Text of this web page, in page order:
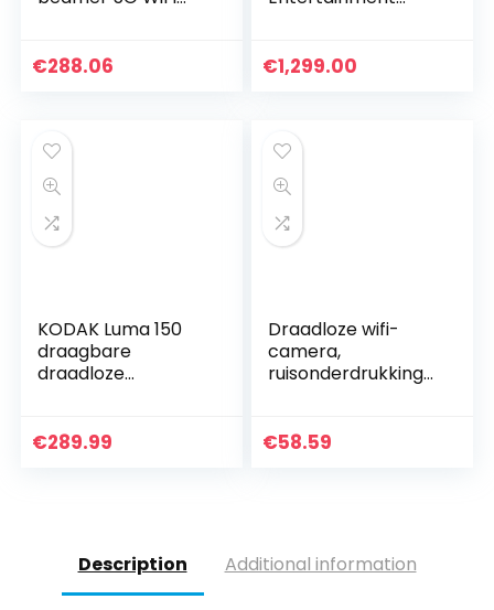
video, LED home
€288.06
Android TV, 3000
€1,299.00
KODAK Luma 150
draagbare
draadloze
150 lumen – 380 cm
€289.99
Draadloze wifi-
camera,
ruisonderdrukkings
ip-camera(100-
€58.59
Description Additional information